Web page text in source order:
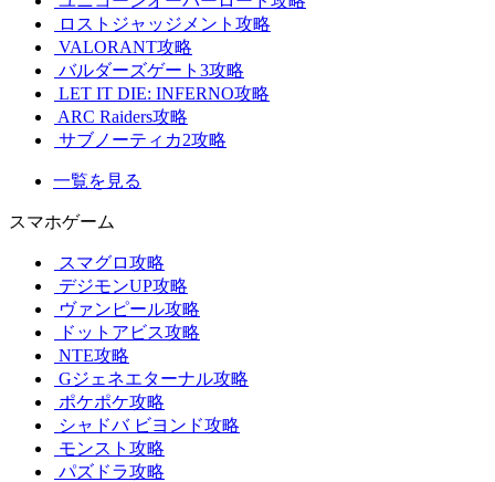
ロストジャッジメント攻略
VALORANT攻略
バルダーズゲート3攻略
LET IT DIE: INFERNO攻略
ARC Raiders攻略
サブノーティカ2攻略
一覧を見る
スマホゲーム
スマグロ攻略
デジモンUP攻略
ヴァンピール攻略
ドットアビス攻略
NTE攻略
Gジェネエターナル攻略
ポケポケ攻略
シャドバ ビヨンド攻略
モンスト攻略
パズドラ攻略